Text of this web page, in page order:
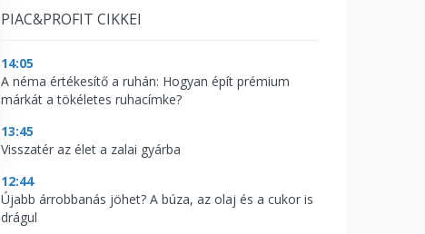
PIAC&PROFIT CIKKEI
14:05
A néma értékesítő a ruhán: Hogyan épít prémium
márkát a tökéletes ruhacímke?
13:45
Visszatér az élet a zalai gyárba
12:44
Újabb árrobbanás jöhet? A búza, az olaj és a cukor is
drágul